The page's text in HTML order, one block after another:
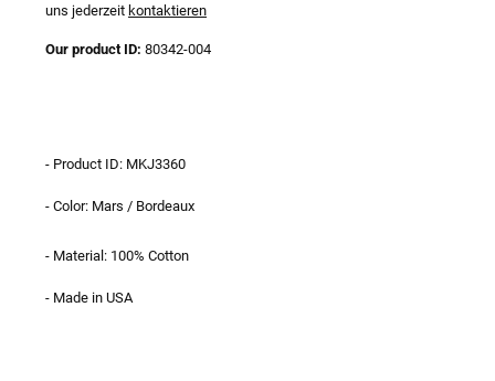
uns jederzeit kontaktieren
Our product ID: 80342-004
- Product ID: MKJ3360
- Color: Mars / Bordeaux
- Material: 100% Cotton
- Made in USA